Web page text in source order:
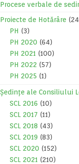
Procese verbale de
Proiecte de Hotărâre
PH (3)
PH 2020 (64)
PH 2021 (100)
PH 2022 (57)
PH 2025 (1)
Ședințe ale Consiliului
SCL 2016 (10)
SCL 2017 (11)
SCL 2018 (43)
SCL 2019 (83)
SCL 2020 (152)
SCL 2021 (210)